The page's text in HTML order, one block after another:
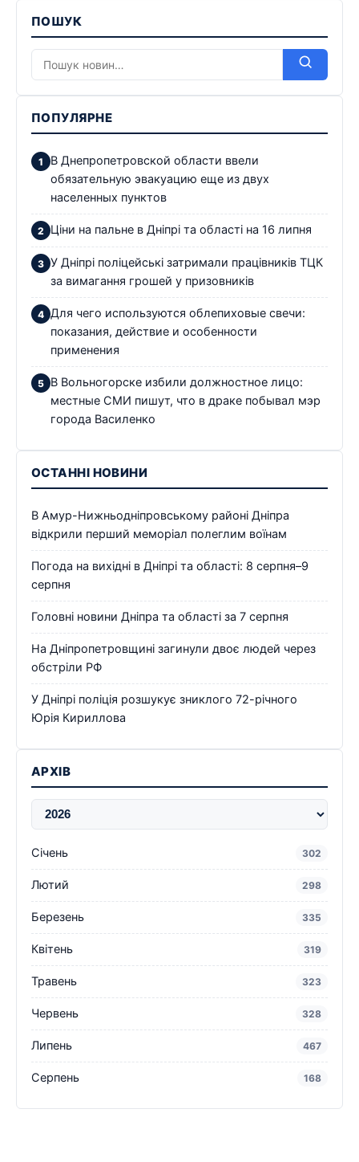
ПОШУК
ПОПУЛЯРНЕ
В Днепропетровской области ввели
обязательную эвакуацию еще из двух
населенных пунктов
Ціни на пальне в Дніпрі та області на 16 липня
У Дніпрі поліцейські затримали працівників ТЦК
за вимагання грошей у призовників
Для чего используются облепиховые свечи:
показания, действие и особенности
применения
В Вольногорске избили должностное лицо:
местные СМИ пишут, что в драке побывал мэр
города Василенко
ОСТАННІ НОВИНИ
В Амур-Нижньодніпровському районі Дніпра
відкрили перший меморіал полеглим воїнам
Погода на вихідні в Дніпрі та області: 8 серпня–9
серпня
Головні новини Дніпра та області за 7 серпня
На Дніпропетровщині загинули двоє людей через
обстріли РФ
У Дніпрі поліція розшукує зниклого 72-річного
Юрія Кириллова
АРХІВ
Січень 302
Лютий 298
Березень 335
Квітень 319
Травень 323
Червень 328
Липень 467
Серпень 168